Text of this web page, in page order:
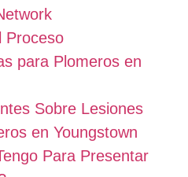
Proceso
para Plomeros en
Sobre Lesiones
en Youngstown
Para Presentar